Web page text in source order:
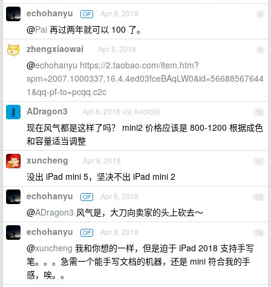
8
echohanyu OP Apr 8, 2018
@Pai 再过两年就可以 100 了。
9
zhengxiaowai Apr 8, 2018
@echohanyu https://2.taobao.com/item.htm?
spm=2007.1000337.16.4.4ed03fceBAqLW0&id=56688567644
1&qq-pf-to=pcqq.c2c
10
ADragon3 Apr 8, 2018 via Android
现在风气都是这样了吗？ mini2 价格应该是 800-1200 根据成色
和容量适当调整
11
xuncheng Apr 8, 2018
没出 iPad mini 5，坚决不出 iPad mini 2
12
echohanyu OP Apr 8, 2018
@ADragon3 风气是，大刀向卖家的头上砍去～
13
echohanyu OP Apr 8, 2018
@xuncheng 我和你想的一样，但是迫于 iPad 2018 支持手写
笔。。。急需一个能手写文档的机器，还是 mini 符合我的手
感，唉。。